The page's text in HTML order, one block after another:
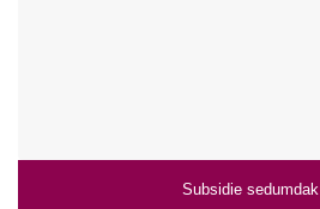
Subsidie sedumdak